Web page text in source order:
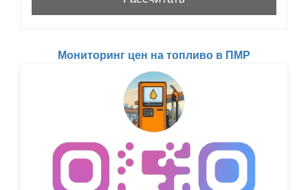
Мониторинг цен на топливо в ПМР